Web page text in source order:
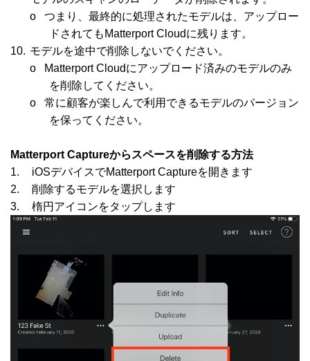
o
つまり、最終的に処理されたモデルは、アップロー
ドされても Matterport Cloudに残ります。
10. モデルを途中で削除しないでください。
o
Matterport Cloudにアップロード済みのモデルのみ
を削除してください。
o
常に顧客が楽しんで利用できるモデルのバージョン
を保ってください。
Matterport Captureからスペースを削除する方法
1.
iOSデバイスでMatterport Captureを開きます
2.
削除するモデルを選択します
3.
楕円アイコンをタップします